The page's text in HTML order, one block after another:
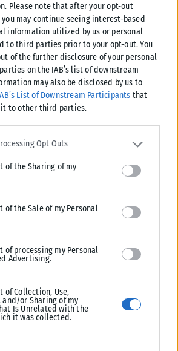
Please note that after your opt-out
may continue seeing interest-based
information utilized by us or personal
to third parties prior to your opt-out. You
of the further disclosure of your personal
on the IAB’s list of downstream
may also be disclosed by us to
List of Downstream Participants that
to other third parties.
app uses one or more Google
and store information including but not
and its third-party tags to use your data
in below Google consent section.
Opt Outs
of the Sharing of my
of the Sale of my Personal
of processing my Personal
Advertising.
of Collection, Use,
and/or Sharing of my
Is Unrelated with the
it was collected.
να “βγαίνει” – Αποχωρεί ο Νίκος
«κλειστή κάστα» και έλλειψη
στην «Ελπίδα για τη
Καρυστιανού, καθώς ο επιχειρηματίας και
καναλιού...